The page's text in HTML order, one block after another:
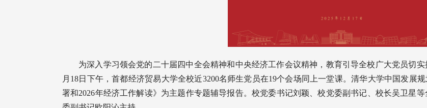
为深入学习领会党的二十届四中全会精神和中央经济工作会议精神，教育引导全校广大党员切
月18日下午，首都经济贸易大学全校近3200名师生党员在19个会场同上一堂课。清华大学中国发展
署和2026年经济工作解读》为主题作专题辅导报告。校党委书记刘颖、校党委副书记、校长吴卫星